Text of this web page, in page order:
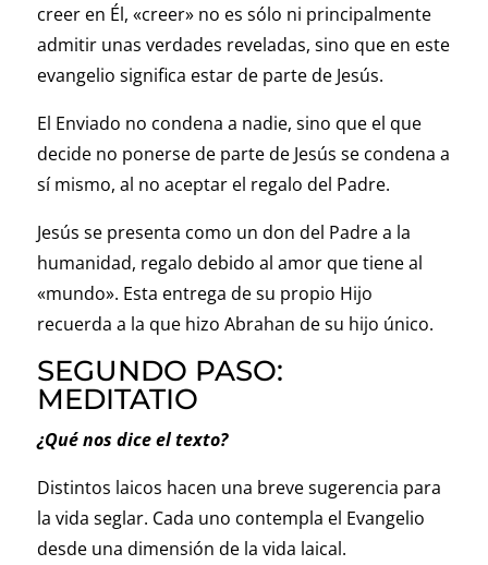
creer en Él, «creer» no es sólo ni principalmente
admitir unas verdades reveladas, sino que en este
evangelio significa estar de parte de Jesús.
El Enviado no condena a nadie, sino que el que
decide no ponerse de parte de Jesús se condena a
sí mismo, al no aceptar el regalo del Padre.
Jesús se presenta como un don del Padre a la
humanidad, regalo debido al amor que tiene al
«mundo». Esta entrega de su propio Hijo
recuerda a la que hizo Abrahan de su hijo único.
SEGUNDO PASO:
MEDITATIO
¿Qué nos dice el texto?
Distintos laicos hacen una breve sugerencia para
la vida seglar. Cada uno contempla el Evangelio
desde una dimensión de la vida laical.